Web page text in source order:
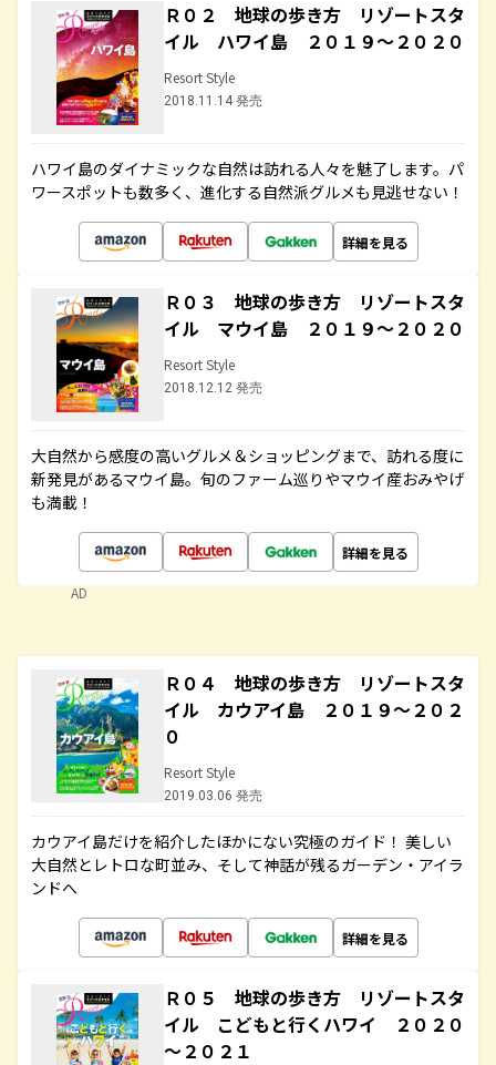
Ｒ０２ 地球の歩き方 リゾートスタ
イル ハワイ島 ２０１９～２０２０
Resort Style
2018.11.14 発売
ハワイ島のダイナミックな自然は訪れる人々を魅了します。パ
ワースポットも数多く、進化する自然派グルメも見逃せない！
詳細を見る
Ｒ０３ 地球の歩き方 リゾートスタ
イル マウイ島 ２０１９～２０２０
Resort Style
2018.12.12 発売
大自然から感度の高いグルメ＆ショッピングまで、訪れる度に
新発見があるマウイ島。旬のファーム巡りやマウイ産おみやげ
も満載！
詳細を見る
AD
Ｒ０４ 地球の歩き方 リゾートスタ
イル カウアイ島 ２０１９～２０２
０
Resort Style
2019.03.06 発売
カウアイ島だけを紹介したほかにない究極のガイド！ 美しい
大自然とレトロな町並み、そして神話が残るガーデン・アイラ
ンドへ
詳細を見る
Ｒ０５ 地球の歩き方 リゾートスタ
イル こどもと行くハワイ ２０２０
～２０２１